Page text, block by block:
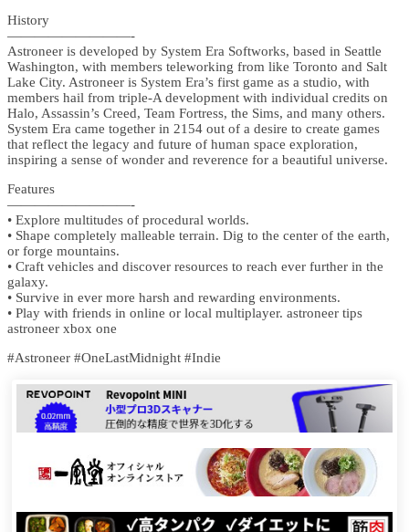
History
—————————-
Astroneer is developed by System Era Softworks, based in Seattle
Washington, with members teleworking from like Toronto and Salt
Lake City. Astroneer is System Era’s first game as a studio, with
members hail from triple-A development with individual credits on
Halo, Assassin’s Creed, Team Fortress, the Sims, and many others.
System Era came together in 2154 out of a desire to create games
that reflect the legacy and future of human space exploration,
inspiring a sense of wonder and reverence for a beautiful universe.
Features
—————————-
• Explore multitudes of procedural worlds.
• Shape completely malleable terrain. Dig to the center of the earth,
or forge mountains.
• Craft vehicles and discover resources to reach ever further in the
galaxy.
• Survive in ever more harsh and rewarding environments.
• Play with friends in online or local multiplayer. astroneer tips
astroneer xbox one
#Astroneer #OneLastMidnight #Indie